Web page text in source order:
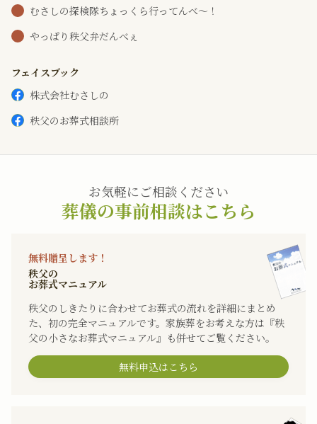
むさしの探検隊ちょっくら行ってんべ～！
やっぱり秩父弁だんべぇ
フェイスブック
株式会社むさしの
秩父のお葬式相談所
お気軽にご相談ください
葬儀の事前相談はこちら
無料贈呈します！
秩父の
お葬式マニュアル
秩父のしきたりに合わせてお葬式の流れを詳細にまとめ
た、初の完全マニュアルです。家族葬をお考えな方は『秩
父の小さなお葬式マニュアル』も併せてご覧ください。
無料申込はこちら